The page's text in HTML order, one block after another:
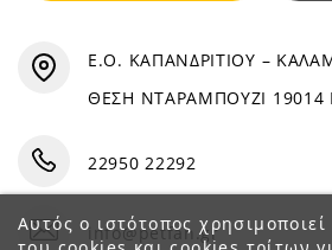
Αυτός ο ιστότοπος χρησιμοποιεί
Ε.Ο. ΚΑΠΑΝΔΡΙΤΙΟΥ –
ΘΕΣΗ ΝΤΑΡΑΜΠΟΥΖΙ 19014
22950 22292
info@petfan.gr